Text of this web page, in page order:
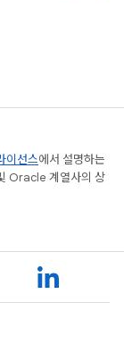
이선스에서 설명하는
Oracle 계열사의 상